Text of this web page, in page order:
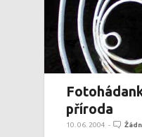
příroda
10. 06. 2004 -